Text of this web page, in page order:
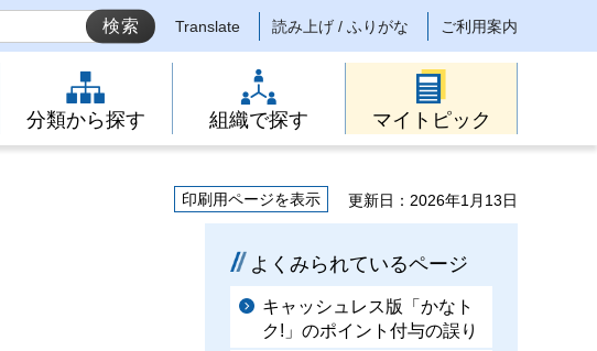
Translate 読み上げ / ふりがな ご利用案内
分類から探す 組織で探す マイトピック
印刷用ページを表示
更新日：2026年1月13日
よくみられているページ
キャッシュレス版「かなト
ク!」のポイント付与の誤り